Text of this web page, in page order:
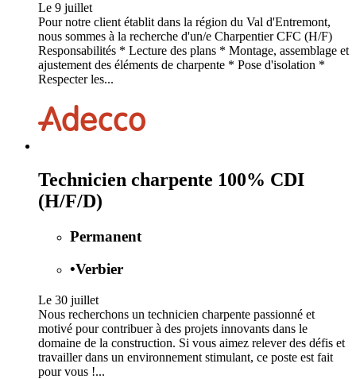
Le 9 juillet
Pour notre client établit dans la région du Val d'Entremont,
nous sommes à la recherche d'un/e Charpentier CFC (H/F)
Responsabilités * Lecture des plans * Montage, assemblage et
ajustement des éléments de charpente * Pose d'isolation *
Respecter les...
Technicien charpente 100% CDI
(H/F/D)
Permanent
•Verbier
Le 30 juillet
Nous recherchons un technicien charpente passionné et
motivé pour contribuer à des projets innovants dans le
domaine de la construction. Si vous aimez relever des défis et
travailler dans un environnement stimulant, ce poste est fait
pour vous !...